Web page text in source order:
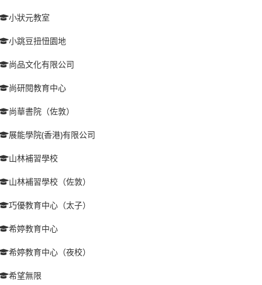
小狀元教室
小跳豆扭忸園地
尚品文化有限公司
尚研閱教育中心
尚華書院（佐敦）
展能學院(香港)有限公司
山林補習學校
山林補習學校（佐敦）
巧優教育中心（太子）
希婷教育中心
希婷教育中心（夜校）
希望無限